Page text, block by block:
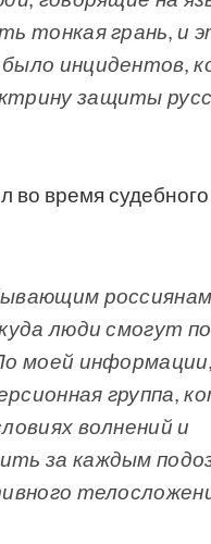
тонкая грань, и
инцидентов,
защиты
во время
люди смогут
моей информации,
группа,
волнений и
за каждым